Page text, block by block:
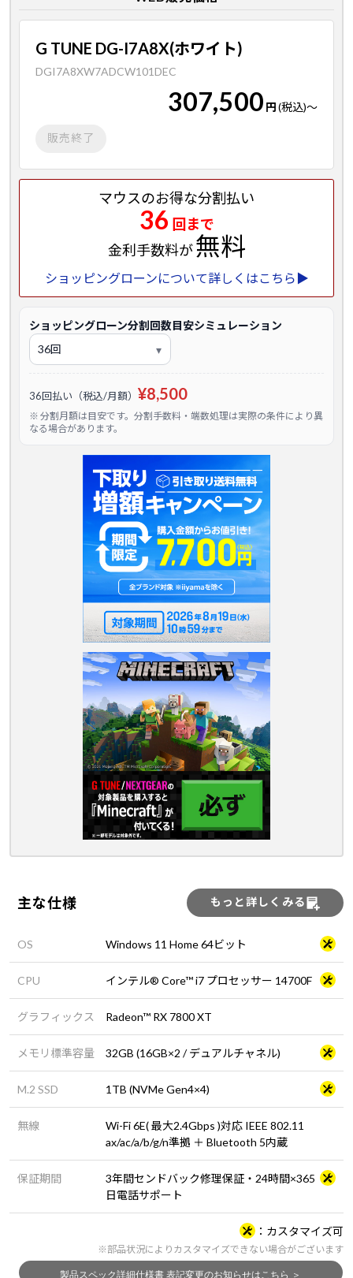
G TUNE DG-I7A8X(ホワイト)
DGI7A8XW7ADCW101DEC
307,500 円(税込)～
販売終了
マウスのお得な分割払い
36 回まで
金利手数料が無料
ショッピングローンについて詳しくはこちら▶
ショッピングローン分割回数目安シミュレーション
36回払い（税込/月額） ¥8,500
※ 分割月額は目安です。分割手数料・端数処理は実際の条件により異
なる場合があります。
主な仕様 もっと詳しくみる
OS Windows 11 Home 64ビット
CPU インテル® Core™ i7 プロセッサー 14700F
グラフィックス Radeon™ RX 7800 XT
メモリ標準容量 32GB (16GB×2 / デュアルチャネル)
M.2 SSD 1TB (NVMe Gen4×4)
無線
Wi-Fi 6E( 最大2.4Gbps )対応 IEEE 802.11
ax/ac/a/b/g/n準拠 ＋ Bluetooth 5内蔵
保証期間
3年間センドバック修理保証・24時間×365
日電話サポート
カスタマイズ可
※部品状況によりカスタマイズできない場合がございます